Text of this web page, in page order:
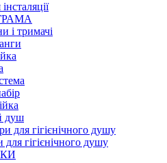
і тримачі
душ
для гігієнічного душу
для гігієнічного душу